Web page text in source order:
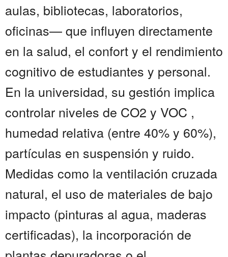
aulas, bibliotecas, laboratorios,
oficinas— que influyen directamente
en la salud, el confort y el rendimiento
cognitivo de estudiantes y personal.
En la universidad, su gestión implica
controlar niveles de CO2 y VOC ,
humedad relativa (entre 40% y 60%),
partículas en suspensión y ruido.
Medidas como la ventilación cruzada
natural, el uso de materiales de bajo
impacto (pinturas al agua, maderas
certificadas), la incorporación de